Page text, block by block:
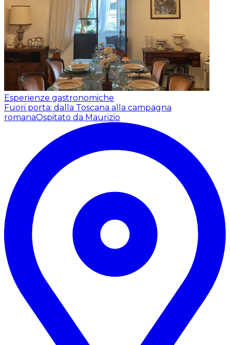
Esperienze gastronomiche
Fuori porta: dalla Toscana alla campagna
romanaOspitato da Maurizio